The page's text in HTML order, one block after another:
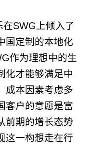
在SWG 上倾入了
国定制的本地化
作为理想中的生
化才能够满足中
成本因素考虑多
客户的意愿是富
前期的增长态势
这一构想走在行